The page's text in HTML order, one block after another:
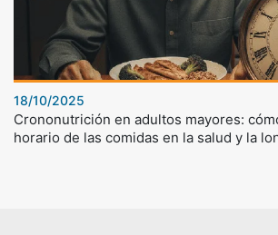
18/10/2025
Crononutrición en adultos mayores:
horario de las comidas en la salud y la